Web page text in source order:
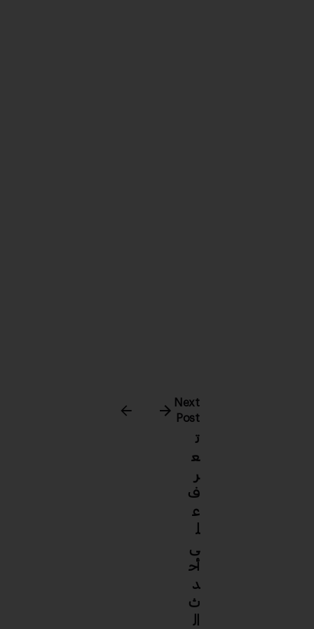
Next
Post
ت
ع
ر
ف
ع
ل
ى
أح
د
ث
ال